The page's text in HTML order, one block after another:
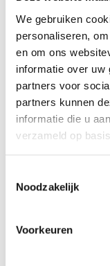
We gebruiken
personaliseren,
en om ons
informatie over uw
partners voor
partners kunnen
informatie die u
verzameld op
Noodzakelijk
Voorkeuren
Wir unterstützen
Rudergeräten
zur Bewegung.
alle zugänglich zu
Menschen in der
Selbstvertrauen und
Gefühl der
trägt zu mehr
Man gewinnt